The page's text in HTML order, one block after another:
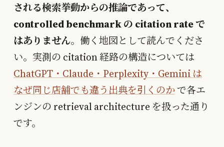
される検索挙動からの推論であって、
controlled benchmark の citation rate で
はありません。働く地図として読んでくださ
い。実測の citation 経路の構造については
ChatGPT・Claude・Perplexity・Gemini は
なぜ同じ店舗でも違う出典を引くのかで各エ
ンジンの retrieval architecture を扱った通り
です。